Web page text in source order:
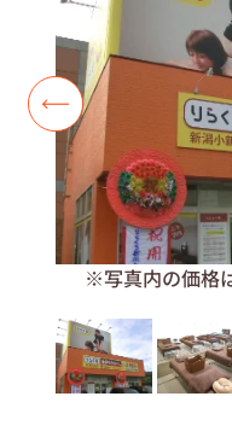
よくあるご質問
応
りら
※写真内の価格